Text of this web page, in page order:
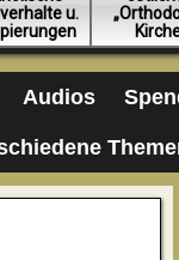
u.
Audios